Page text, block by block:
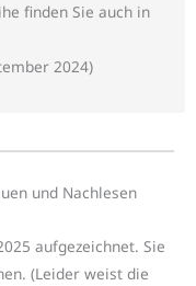
finden Sie auch in
2024)
und Nachlesen
aufgezeichnet. Sie
(Leider weist die